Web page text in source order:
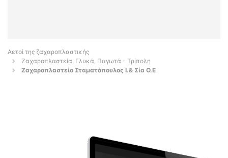
Αετοί της ζαχαροπλαστικής
Ζαχαροπλαστεία, Γλυκά, Παγωτά - Τρίπολη
Ζαχαροπλαστείο Σταματόπουλος Ι.& Σία Ο.Ε